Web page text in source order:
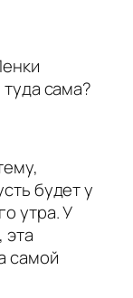
сама?
будет у
утра. У
эта
самой